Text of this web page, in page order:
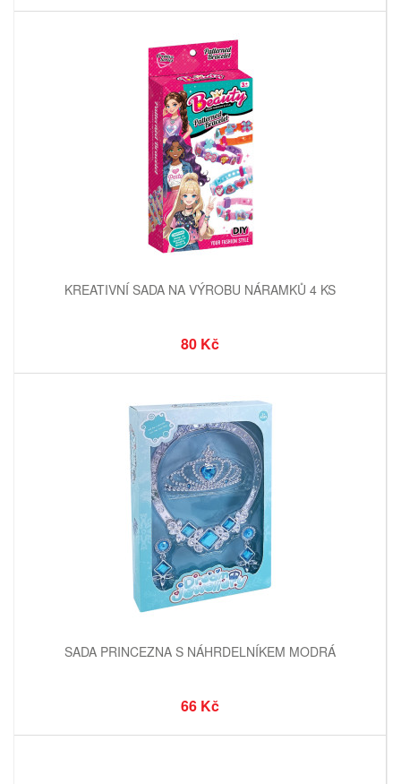
KREATIVNÍ SADA NA VÝROBU NÁRAMKŮ 4 KS
80 Kč
SADA PRINCEZNA S NÁHRDELNÍKEM MODRÁ
66 Kč